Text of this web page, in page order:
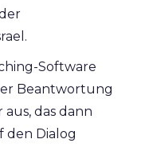
Software
Beantwortung
aus, das dann
den Dialog